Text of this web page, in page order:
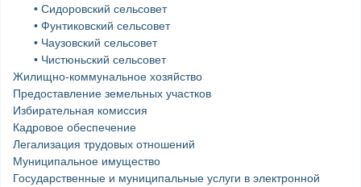
• Сидоровский сельсовет
• Фунтиковский сельсовет
• Чаузовский сельсовет
• Чистюньский сельсовет
Жилищно-коммунальное хозяйство
Предоставление земельных участков
Избирательная комиссия
Кадровое обеспечение
Легализация трудовых отношений
Муниципальное имущество
Государственные и муниципальные услуги в электронной